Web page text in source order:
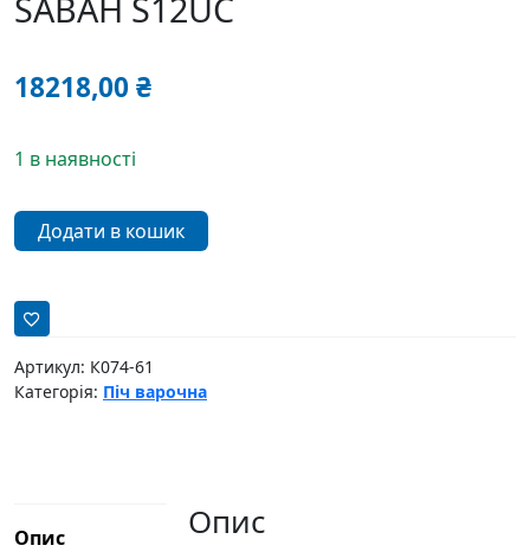
18218,00₴
1 в наявності
Піч
з
поверхнею
SABAH
S12UC
кількість
Додати в кошик
Артикул: К074-61
Категорія: Піч варочна
Опис Опис